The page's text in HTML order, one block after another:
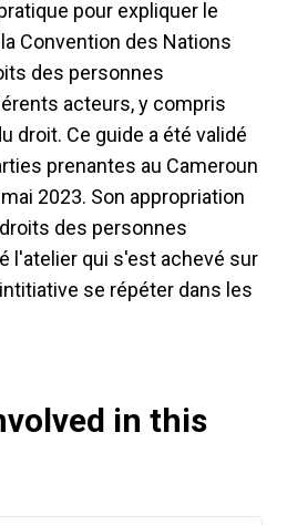
pour expliquer le
Convention des Nations
des personnes
acteurs, y compris
droit. Ce guide a été validé
prenantes au Cameroun
2023. Son appropriation
des personnes
l'atelier qui s'est achevé sur
se répéter dans les
in this